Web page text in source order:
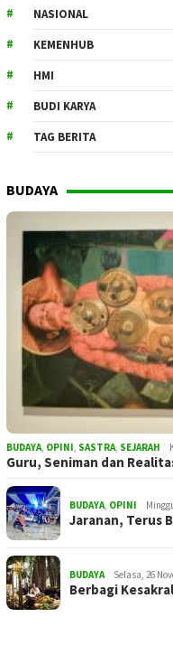
NASIONAL
KEMENHUB
HMI
BUDI KARYA
TAG BERITA
BUDAYA
BUDAYA OPINI SASTRA SEJARAH
Guru, Seniman dan
BUDAYA OPINI
Jaranan, Terus
BUDAYA Selasa, 26
Berbagi